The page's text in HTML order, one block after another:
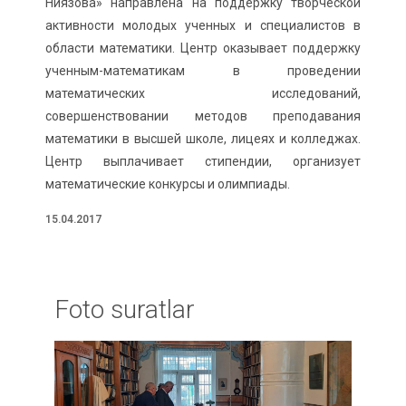
активности молодых ученных и специалистов в
области математики. Центр оказывает поддержку
ученным-математикам в проведении
математических исследований,
совершенствовании методов преподавания
математики в высшей школе, лицеях и колледжах.
Центр выплачивает стипендии, организует
математические конкурсы и олимпиады.
15.04.2017
Foto suratlar